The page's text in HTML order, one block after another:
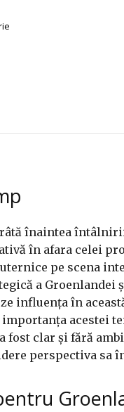
înaintea
în afara celei
pe scena
a Groenlandei
influența în
acestei
fost clar și fără
perspectiva sa